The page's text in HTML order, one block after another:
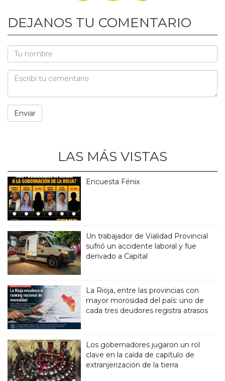
DEJANOS TU COMENTARIO
LAS MÁS VISTAS
Encuesta Fénix
Un trabajador de Vialidad Provincial
sufrió un accidente laboral y fue
derivado a Capital
La Rioja, entre las provincias con
mayor morosidad del país: uno de
cada tres deudores registra atrasos
Los gobernadores jugaron un rol
clave en la caída de capítulo de
extranjerización de la tierra